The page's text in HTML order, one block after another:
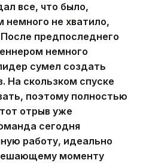
все, что было,
немного не хватило,
предпоследнего
немного
сумел создать
На скользком спуске
поэтому полностью
отрыв уже
сегодня
работу, идеально
моменту